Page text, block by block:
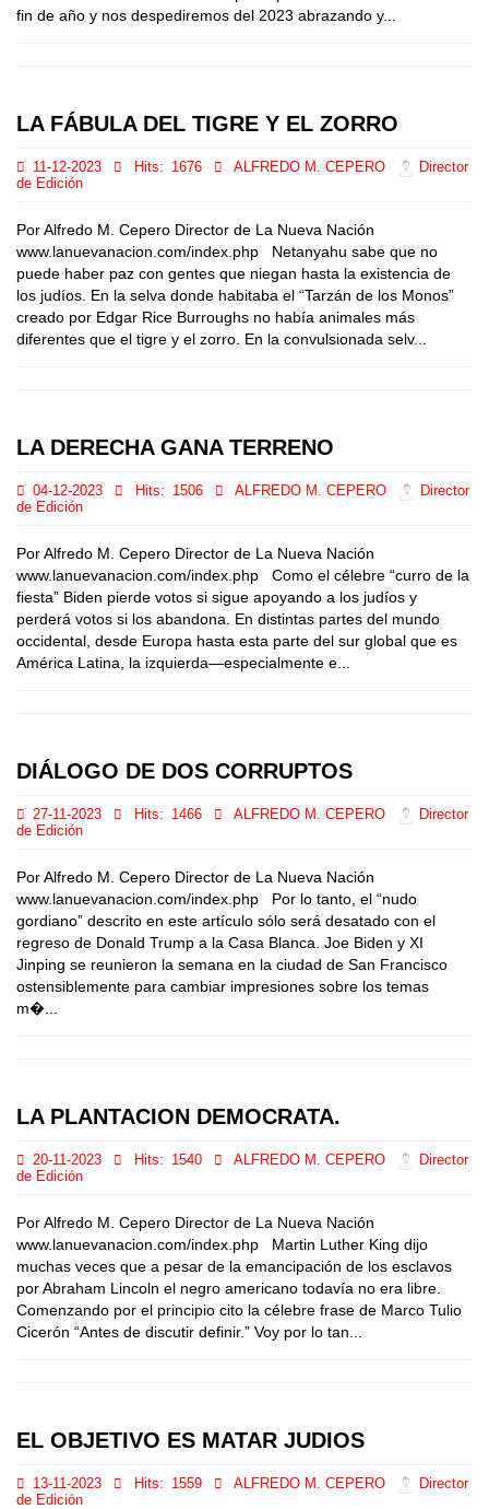
fin de año y nos despediremos del 2023 abrazando y...
LA FÁBULA DEL TIGRE Y EL ZORRO
11-12-2023 Hits: 1676 ALFREDO M. CEPERO
Director
de Edición
Por Alfredo M. Cepero Director de La Nueva Nación
www.lanuevanacion.com/index.php Netanyahu sabe que no
puede haber paz con gentes que niegan hasta la existencia de
los judíos. En la selva donde habitaba el “Tarzán de los Monos”
creado por Edgar Rice Burroughs no había animales más
diferentes que el tigre y el zorro. En la convulsionada selv...
LA DERECHA GANA TERRENO
04-12-2023 Hits: 1506 ALFREDO M. CEPERO
Director
de Edición
Por Alfredo M. Cepero Director de La Nueva Nación
www.lanuevanacion.com/index.php Como el célebre “curro de la
fiesta” Biden pierde votos si sigue apoyando a los judíos y
perderá votos si los abandona. En distintas partes del mundo
occidental, desde Europa hasta esta parte del sur global que es
América Latina, la izquierda—especialmente e...
DIÁLOGO DE DOS CORRUPTOS
27-11-2023 Hits: 1466 ALFREDO M. CEPERO
Director
de Edición
Por Alfredo M. Cepero Director de La Nueva Nación
www.lanuevanacion.com/index.php Por lo tanto, el “nudo
gordiano” descrito en este artículo sólo será desatado con el
regreso de Donald Trump a la Casa Blanca. Joe Biden y XI
Jinping se reunieron la semana en la ciudad de San Francisco
ostensiblemente para cambiar impresiones sobre los temas
m�...
LA PLANTACION DEMOCRATA.
20-11-2023 Hits: 1540 ALFREDO M. CEPERO
Director
de Edición
Por Alfredo M. Cepero Director de La Nueva Nación
www.lanuevanacion.com/index.php Martin Luther King dijo
muchas veces que a pesar de la emancipación de los esclavos
por Abraham Lincoln el negro americano todavía no era libre.
Comenzando por el principio cito la célebre frase de Marco Tulio
Cicerón “Antes de discutir definir.” Voy por lo tan...
EL OBJETIVO ES MATAR JUDIOS
13-11-2023 Hits: 1559 ALFREDO M. CEPERO
Director
de Edición